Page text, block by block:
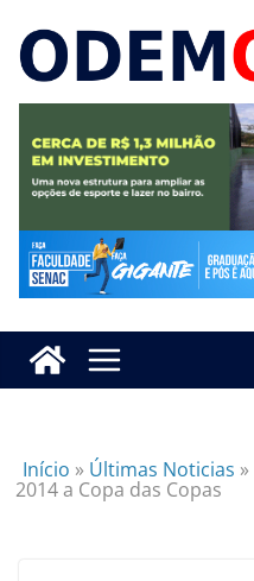
Início » Últimas Noticias »
2014 a Copa das Copas